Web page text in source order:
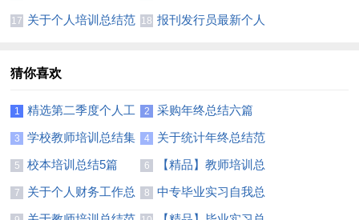
总6篇
17 关于个人培训总结范 18 报刊发行员最新个人
猜你喜欢
1
精选第二季度个人工
作总结4篇
2 采购年终总结六篇
3
学校教师培训总结集
锦十篇
4
关于统计年终总结范
文锦集10篇
5 校本培训总结5篇 6
【精品】教师培训总
结范文集锦六篇
7
关于个人财务工作总
结范文汇编7篇
8
中专毕业实习自我总
结800字